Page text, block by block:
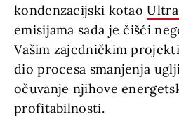
kondenzacijski kotao
emisijama sada je čišći
Vašim zajedničkim
dio procesa smanjenja
očuvanje njihove
profitabilnosti.